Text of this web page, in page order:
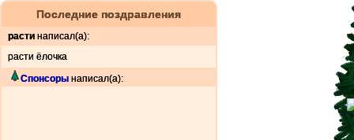
Последние поздравления
расти написал(а):
расти ёлочка
Спонсоры написал(а):